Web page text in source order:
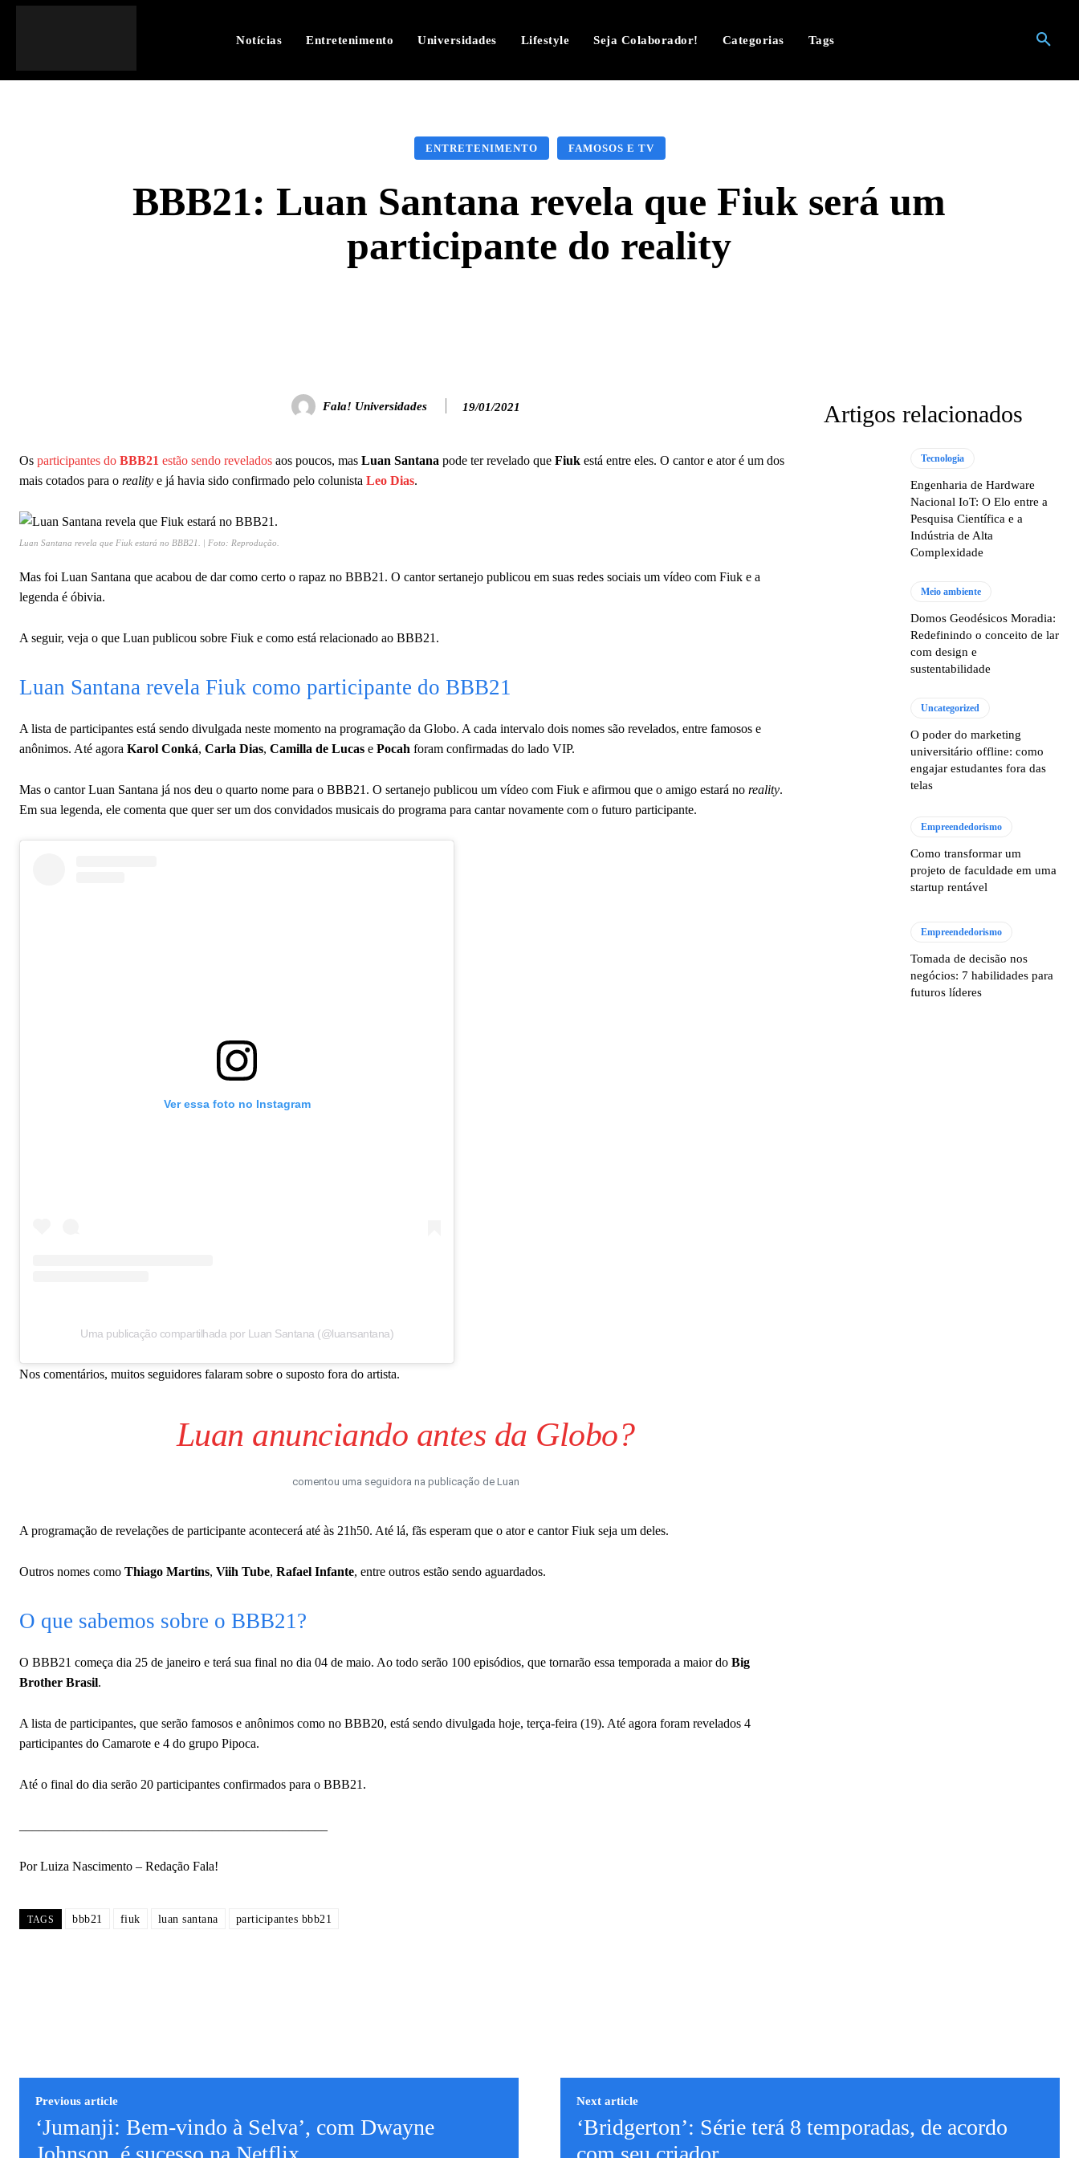
Notícias Entretenimento Universidades Lifestyle Seja Colaborador! Categorias Tags
ENTRETENIMENTO FAMOSOS E TV
BBB21: Luan Santana revela que Fiuk será um
participante do reality
Fala! Universidades 19/01/2021
Os participantes do BBB21 estão sendo revelados aos poucos, mas Luan Santana pode ter revelado que Fiuk está entre eles. O cantor e ator é um dos
mais cotados para o reality e já havia sido confirmado pelo colunista Leo Dias.
Luan Santana revela que Fiuk estará no BBB21. | Foto: Reprodução.
Mas foi Luan Santana que acabou de dar como certo o rapaz no BBB21. O cantor sertanejo publicou em suas redes sociais um vídeo com Fiuk e a
legenda é óbivia.
A seguir, veja o que Luan publicou sobre Fiuk e como está relacionado ao BBB21.
Luan Santana revela Fiuk como participante do BBB21
A lista de participantes está sendo divulgada neste momento na programação da Globo. A cada intervalo dois nomes são revelados, entre famosos e
anônimos. Até agora Karol Conká, Carla Dias, Camilla de Lucas e Pocah foram confirmadas do lado VIP.
Mas o cantor Luan Santana já nos deu o quarto nome para o BBB21. O sertanejo publicou um vídeo com Fiuk e afirmou que o amigo estará no reality.
Em sua legenda, ele comenta que quer ser um dos convidados musicais do programa para cantar novamente com o futuro participante.
Ver essa foto no Instagram
Uma publicação compartilhada por Luan Santana (@luansantana)
Nos comentários, muitos seguidores falaram sobre o suposto fora do artista.
Luan anunciando antes da Globo?
comentou uma seguidora na publicação de Luan
A programação de revelações de participante acontecerá até às 21h50. Até lá, fãs esperam que o ator e cantor Fiuk seja um deles.
Outros nomes como Thiago Martins, Viih Tube, Rafael Infante, entre outros estão sendo aguardados.
O que sabemos sobre o BBB21?
O BBB21 começa dia 25 de janeiro e terá sua final no dia 04 de maio. Ao todo serão 100 episódios, que tornarão essa temporada a maior do Big
Brother Brasil.
A lista de participantes, que serão famosos e anônimos como no BBB20, está sendo divulgada hoje, terça-feira (19). Até agora foram revelados 4
participantes do Camarote e 4 do grupo Pipoca.
Até o final do dia serão 20 participantes confirmados para o BBB21.
Por Luiza Nascimento – Redação Fala!
TAGS bbb21 fiuk luan santana participantes bbb21
Artigos relacionados
Tecnologia
Engenharia de Hardware
Nacional IoT: O Elo entre a
Pesquisa Científica e a
Indústria de Alta
Complexidade
Meio ambiente
Domos Geodésicos Moradia:
Redefinindo o conceito de lar
com design e
sustentabilidade
Uncategorized
O poder do marketing
universitário offline: como
engajar estudantes fora das
telas
Empreendedorismo
Como transformar um
projeto de faculdade em uma
startup rentável
Empreendedorismo
Tomada de decisão nos
negócios: 7 habilidades para
futuros líderes
Previous article
‘Jumanji: Bem-vindo à Selva’, com Dwayne
Next article
‘Bridgerton’: Série terá 8 temporadas, de acordo